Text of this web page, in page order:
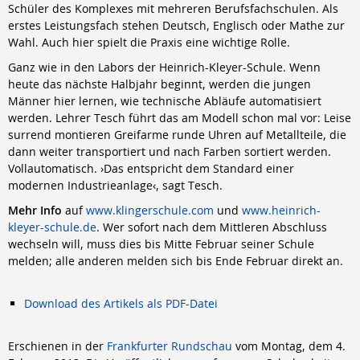
Schüler des Komplexes mit mehreren Berufsfachschulen. Als
erstes Leistungsfach stehen Deutsch, Englisch oder Mathe zur
Wahl. Auch hier spielt die Praxis eine wichtige Rolle.
Ganz wie in den Labors der Heinrich-Kleyer-Schule. Wenn
heute das nächste Halbjahr beginnt, werden die jungen
Männer hier lernen, wie technische Abläufe automatisiert
werden. Lehrer Tesch führt das am Modell schon mal vor: Leise
surrend montieren Greifarme runde Uhren auf Metallteile, die
dann weiter transportiert und nach Farben sortiert werden.
Vollautomatisch. ›Das entspricht dem Standard einer
modernen Industrieanlage‹, sagt Tesch.
Mehr Info aufwww.klingerschule.com und www.heinrich-
kleyer-schule.de. Wer sofort nach dem Mittleren Abschluss
wechseln will, muss dies bis Mitte Februar seiner Schule
melden; alle anderen melden sich bis Ende Februar direkt an.
Download des Artikels als PDF-Datei
Erschienen in der Frankfurter Rundschau vom Montag, dem 4.